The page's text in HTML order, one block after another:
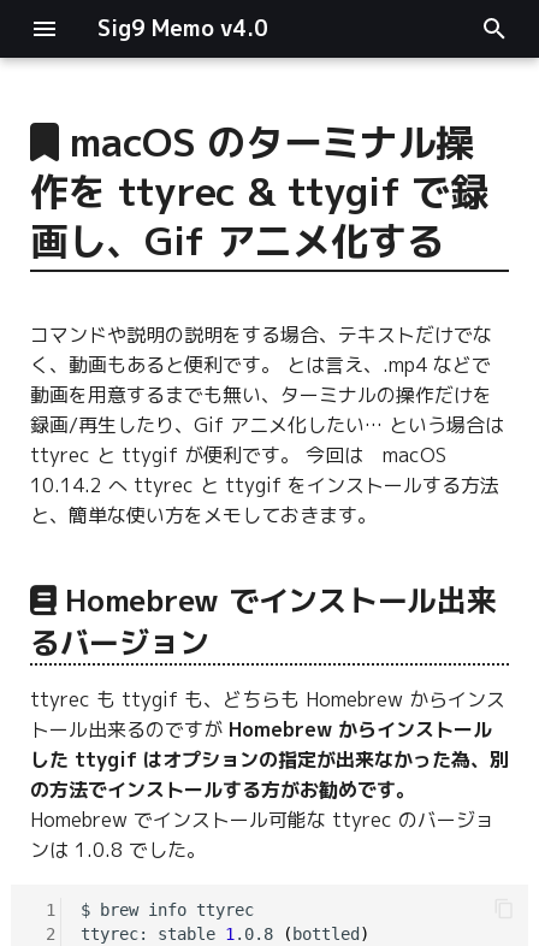
Sig9 Memo v4.0
main関数
リスト関連
ログ関連
条件分岐
型指定
macOS のターミナル操
作を ttyrec & ttygif で録
画し、Gif アニメ化する
コマンドや説明の説明をする場合、テキストだけでな
く、動画もあると便利です。 とは言え、.mp4 などで
動画を用意するまでも無い、ターミナルの操作だけを
録画/再生したり、Gif アニメ化したい… という場合は
ttyrec と ttygif が便利です。 今回は macOS
10.14.2 へ ttyrec と ttygif をインストールする方法
と、簡単な使い方をメモしておきます。
Homebrew でインストール出来
るバージョン
ttyrec も ttygif も、どちらも Homebrew からインス
トール出来るのですが Homebrew からインストール
した ttygif はオプションの指定が出来なかった為、別
の方法でインストールする方がお勧めです。
Homebrew でインストール可能な ttyrec のバージョ
ンは 1.0.8 でした。
1
2
$ brew info ttyrec
ttyrec: stable 1 .0.8 ( bottled )